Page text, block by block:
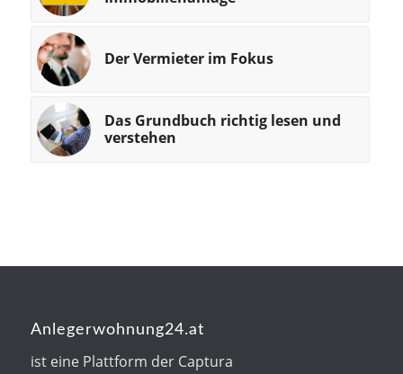
Der Vermieter im Fokus
Das Grundbuch richtig lesen und
verstehen
Anlegerwohnung24.at
ist eine Plattform der Captura